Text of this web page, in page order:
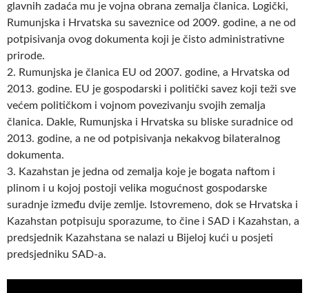
glavnih zadaća mu je vojna obrana zemalja članica. Logički,
Rumunjska i Hrvatska su saveznice od 2009. godine, a ne od
potpisivanja ovog dokumenta koji je čisto administrativne
prirode.
2. Rumunjska je članica EU od 2007. godine, a Hrvatska od
2013. godine. EU je gospodarski i politički savez koji teži sve
većem političkom i vojnom povezivanju svojih zemalja
članica. Dakle, Rumunjska i Hrvatska su bliske suradnice od
2013. godine, a ne od potpisivanja nekakvog bilateralnog
dokumenta.
3. Kazahstan je jedna od zemalja koje je bogata naftom i
plinom i u kojoj postoji velika mogućnost gospodarske
suradnje između dvije zemlje. Istovremeno, dok se Hrvatska i
Kazahstan potpisuju sporazume, to čine i SAD i Kazahstan, a
predsjednik Kazahstana se nalazi u Bijeloj kući u posjeti
predsjedniku SAD-a.